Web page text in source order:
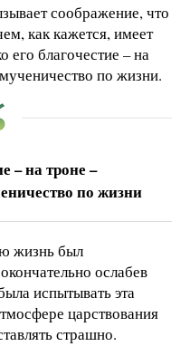
соображение, что
как кажется, имеет
его благочестие – на
по жизни.
– на троне –
по жизни
жизнь был
ослабев
испытывать эта
царствования
страшно.